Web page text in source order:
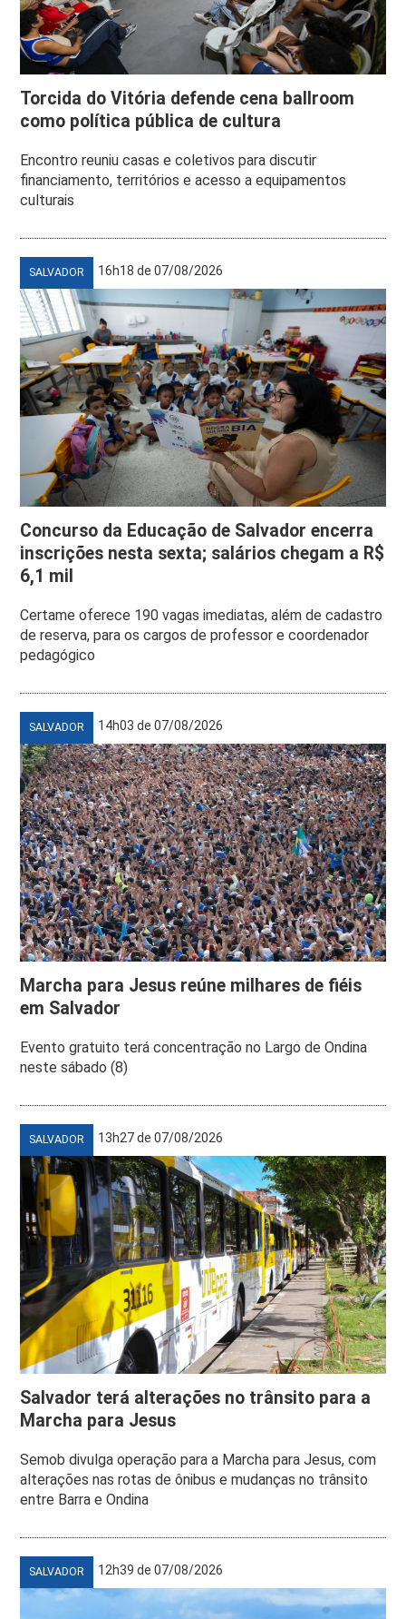
Torcida do Vitória defende cena ballroom
como política pública de cultura
Encontro reuniu casas e coletivos para discutir
financiamento, territórios e acesso a equipamentos
culturais
SALVADOR 16h18 de 07/08/2026
Concurso da Educação de Salvador encerra
inscrições nesta sexta; salários chegam a R$
6,1 mil
Certame oferece 190 vagas imediatas, além de cadastro
de reserva, para os cargos de professor e coordenador
pedagógico
SALVADOR 14h03 de 07/08/2026
Marcha para Jesus reúne milhares de fiéis
em Salvador
Evento gratuito terá concentração no Largo de Ondina
neste sábado (8)
SALVADOR 13h27 de 07/08/2026
Salvador terá alterações no trânsito para a
Marcha para Jesus
Semob divulga operação para a Marcha para Jesus, com
alterações nas rotas de ônibus e mudanças no trânsito
entre Barra e Ondina
SALVADOR 12h39 de 07/08/2026